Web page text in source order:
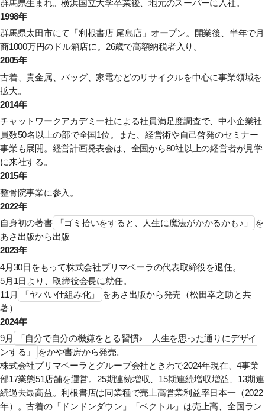
群馬県生まれ。横浜国立大学卒業後、地元のスーパーに入社。
1998年
群馬県太田市にて「利根書店 尾島店」オープン。開業後、半年で月
商1000万円のドル箱店に。26歳で高額納税者入り。
2005年
古着、貴金属、バッグ、家電などのリサイクルを中心に事業領域を
拡大。
2014年
チャットワークアカデミー社による社員満足度調査で、中小企業社
員数50名以上の部で全国1位。また、経営術や自己啓発のセミナー
事業も展開。経営計画発表会は、全国から80社以上の経営者が見学
に来社する。
2015年
整骨院事業に参入。
2022年
自身初の著書
「ゴミ拾いをすると、人生に魔法がかかるかも♪」
を
あさ出版から出版
2023年
4月30日をもって株式会社プリマベーラの代表取締役を退任。
5月1日より、取締役会長に就任。
11月
「ヤバい仕組み化」
をあさ出版から発売（松田幸之助と共
著）
2024年
9月
「自分で自分の機嫌をとる習慣♪ 人生を思った通りにデザイ
ンする」
をかや書房から発売。
株式会社プリマベーラとグループ会社ときわで2024年現在、4事業
部17業態51店舗を運営。25期連続増収、15期連続増収増益、13期連
続過去最高益。利根書店は同業種で売上高営業利益率日本一（2022
年）。古着の「ドンドンダウン」「ベクトル」は売上高、全国ラン